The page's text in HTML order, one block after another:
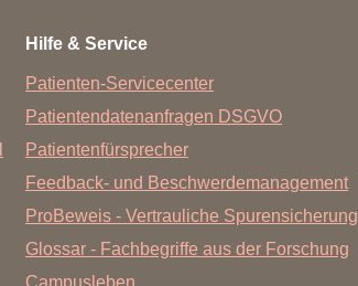
Hilfe & Service
Patienten-Servicecenter
Patientendatenanfragen DSGVO
Patientenfürsprecher
Feedback- und Beschwerdemanagement
ProBeweis - Vertrauliche Spurensicherung
Glossar - Fachbegriffe aus der Forschung
Campusleben